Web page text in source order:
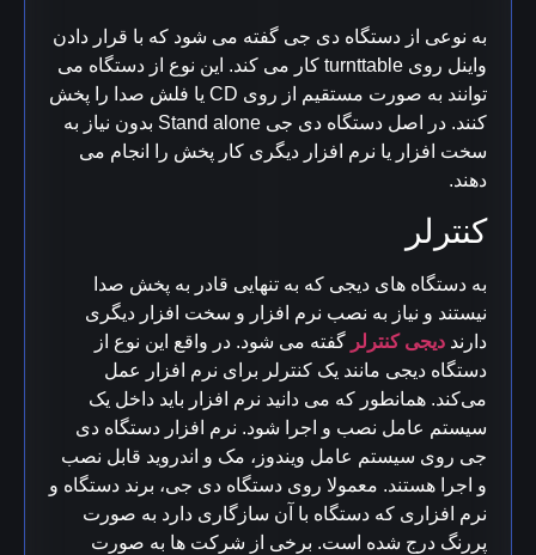
به نوعی از دستگاه دی جی گفته می شود که با قرار دادن
واینل روی turnttable کار می کند. این نوع از دستگاه می
توانند به صورت مستقیم از روی CD یا فلش صدا را پخش
کنند. در اصل دستگاه دی جی Stand alone بدون نیاز به
سخت افزار یا نرم افزار دیگری کار پخش را انجام می
دهند.
کنترلر
به دستگاه های دیجی که به تنهایی قادر به پخش صدا
نیستند و نیاز به نصب نرم افزار و سخت افزار دیگری
دارند دیجی کنترلر گفته می شود. در واقع این نوع از
دستگاه دیجی مانند یک کنترلر برای نرم افزار عمل
می‌کند. همانطور که می دانید نرم افزار باید داخل یک
سیستم عامل نصب و اجرا شود. نرم افزار دستگاه دی
جی روی سیستم عامل ویندوز، مک و اندروید قابل نصب
و اجرا هستند. معمولا روی دستگاه دی جی، برند دستگاه و
نرم افزاری که دستگاه با آن سازگاری دارد به صورت
پررنگ درج شده است. برخی از شرکت ها به صورت